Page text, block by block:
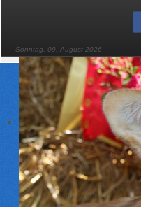
Sonntag, 09. August 2026